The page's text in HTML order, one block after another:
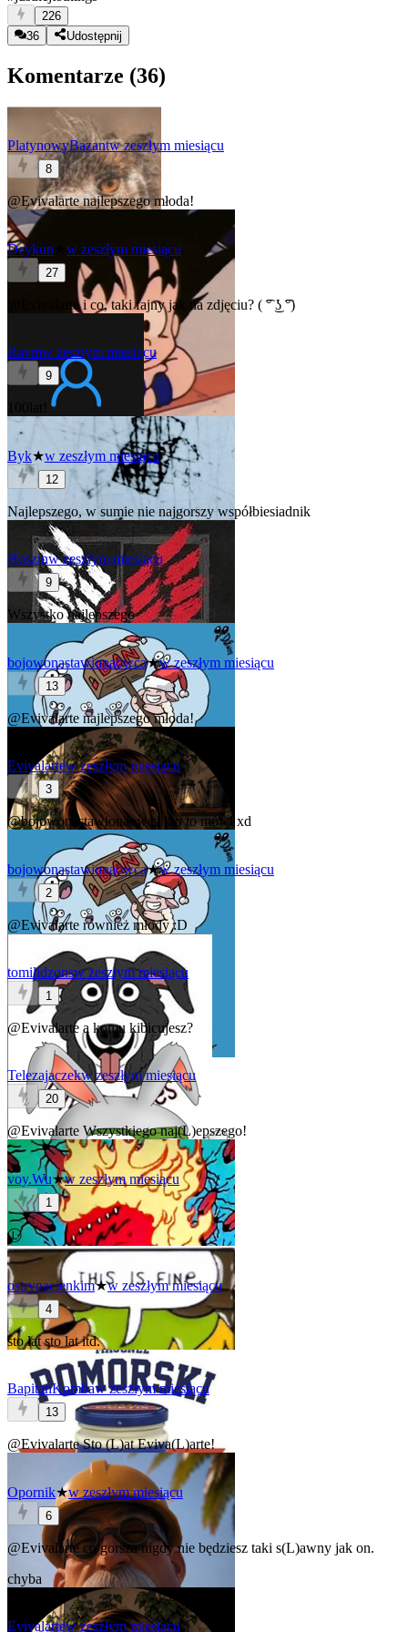
226
36
Udostępnij
Komentarze (36)
PlatynowyBazantw zeszłym miesiącu
8
@Evivalartenajlepszego młoda!
Deykun w zeszłym miesiącu
27
@Evivalartei co, taki fajny jak na zdjęciu? ( ͡° ͜ʖ ͡°)
Ravmw zeszłym miesiącu
9
Byk★w zeszłym miesiącu
12
Najlepszego, w sumie nie najgorszy współbiesiadnik
Hoszinw zeszłym miesiącu
9
Wszystko najlepszego
bojowonastawionaowca★w zeszłym miesiącu
13
@Evivalartenajlepszego młoda!
Evivalartew zeszłym miesiącu
3
@bojowonastawionaowca kto to mówi xd
bojowonastawionaowca★w zeszłym miesiącu
2
@Evivalarterównież młody :D
tomilidzonsw zeszłym miesiącu
1
@Evivalarte a komu kibicujesz?
Telezajaczekw zeszłym miesiącu
20
@Evivalarte Wszystkiego naj(L)epszego!
voy.Wu★w zeszłym miesiącu
1
Ⓛ
ostrynacienkim★w zeszłym miesiącu
4
sto lat sto lat itd.
BapitanKombaw zeszłym miesiącu
13
@EvivalarteSto (L)atEviva(L)arte!
Opornik★w zeszłym miesiącu
6
@Evivalarteco gorsza nigdy nie będziesz taki s(L)awny jak on.
chyba
Evivalartew zeszłym miesiącu